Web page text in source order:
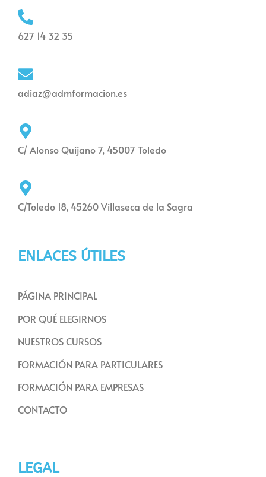
627 14 32 35
adiaz@admformacion.es
C/ Alonso Quijano 7, 45007 Toledo
C/Toledo 18, 45260 Villaseca de la Sagra
ENLACES ÚTILES
PÁGINA PRINCIPAL
POR QUÉ ELEGIRNOS
NUESTROS CURSOS
FORMACIÓN PARA PARTICULARES
FORMACIÓN PARA EMPRESAS
CONTACTO
LEGAL